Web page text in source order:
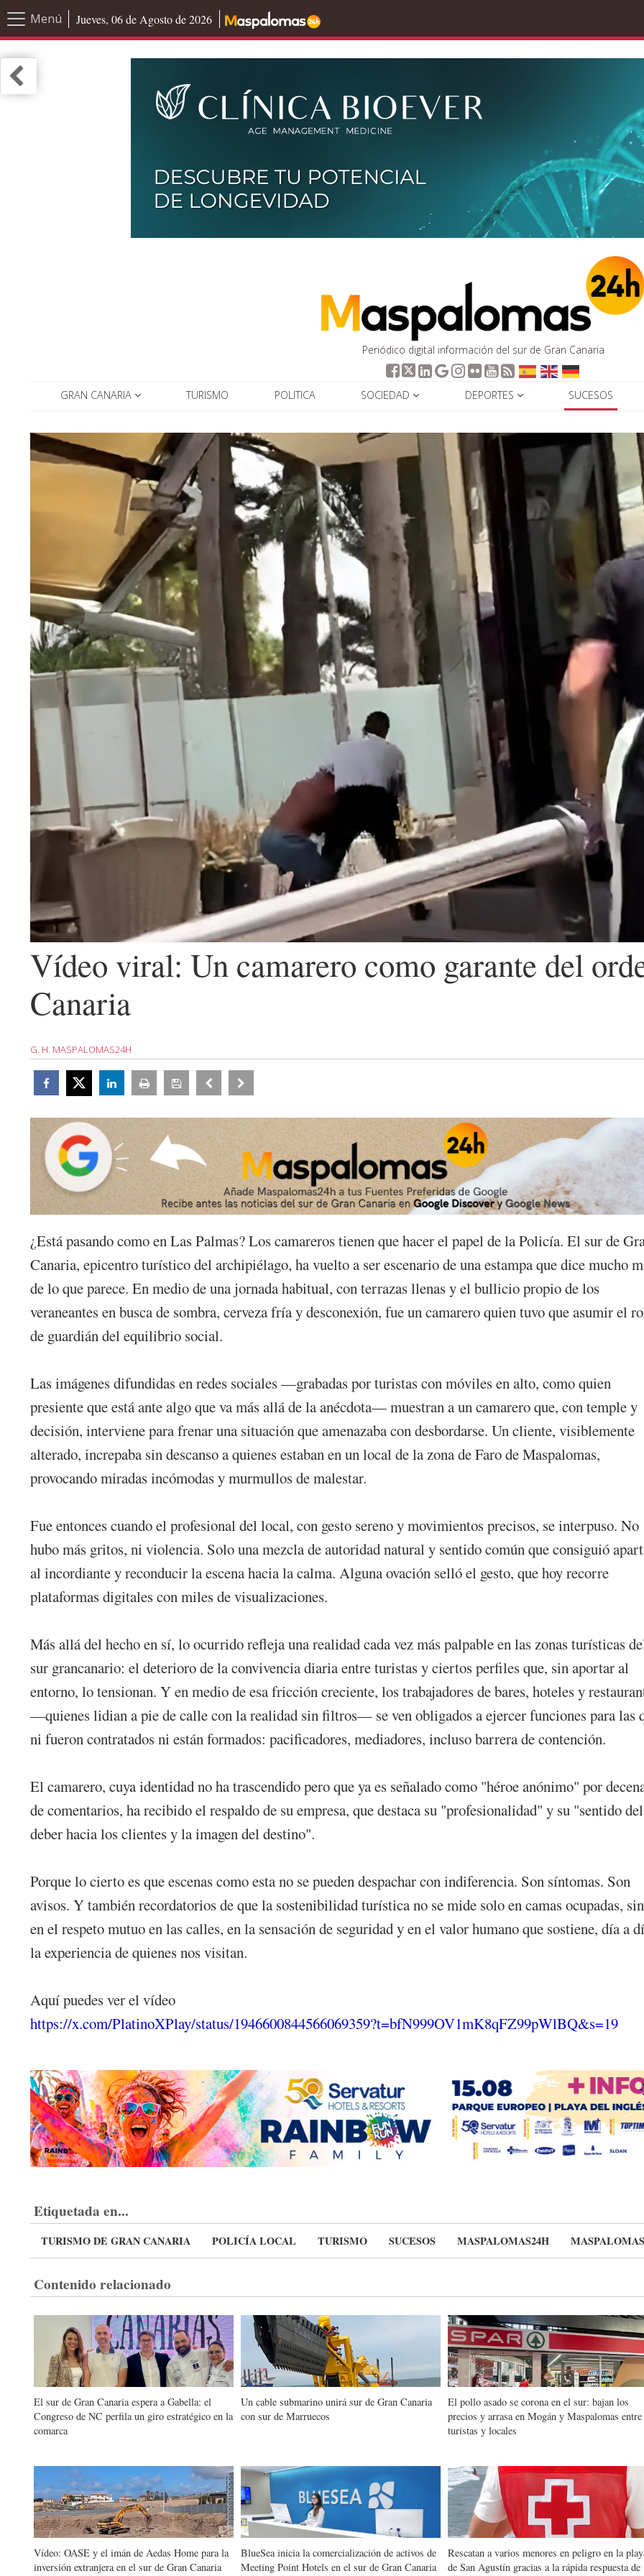
Menú Jueves, 06 de Agosto de 2026
Periódico digital información del sur de Gran Canaria
GRAN CANARIA TURISMO POLITICA SOCIEDAD DEPORTES SUCESOS
Vídeo viral: Un camarero como garante del
Canaria
G. H. MASPALOMAS24H
¿Está pasando como en Las Palmas? Los camareros tienen que hacer el papel de la Policía. El sur de
Canaria, epicentro turístico del archipiélago, ha vuelto a ser escenario de una estampa que dice mucho
de lo que parece. En medio de una jornada habitual, con terrazas llenas y el bullicio propio de los
veraneantes en busca de sombra, cerveza fría y desconexión, fue un camarero quien tuvo que asumir el
de guardián del equilibrio social.
Las imágenes difundidas en redes sociales —grabadas por turistas con móviles en alto, como quien
presiente que está ante algo que va más allá de la anécdota— muestran a un camarero que, con temple y
decisión, interviene para frenar una situación que amenazaba con desbordarse. Un cliente, visiblemente
alterado, increpaba sin descanso a quienes estaban en un local de la zona de Faro de Maspalomas,
provocando miradas incómodas y murmullos de malestar.
Fue entonces cuando el profesional del local, con gesto sereno y movimientos precisos, se interpuso. No
hubo más gritos, ni violencia. Solo una mezcla de autoridad natural y sentido común que consiguió
al incordiante y reconducir la escena hacia la calma. Alguna ovación selló el gesto, que hoy recorre
plataformas digitales con miles de visualizaciones.
Más allá del hecho en sí, lo ocurrido refleja una realidad cada vez más palpable en las zonas turísticas
sur grancanario: el deterioro de la convivencia diaria entre turistas y ciertos perfiles que, sin aportar al
entorno, lo tensionan. Y en medio de esa fricción creciente, los trabajadores de bares, hoteles y
—quienes lidian a pie de calle con la realidad sin filtros— se ven obligados a ejercer funciones para las
ni fueron contratados ni están formados: pacificadores, mediadores, incluso barrera de contención.
El camarero, cuya identidad no ha trascendido pero que ya es señalado como "héroe anónimo" por
de comentarios, ha recibido el respaldo de su empresa, que destaca su "profesionalidad" y su "sentido del
deber hacia los clientes y la imagen del destino".
Porque lo cierto es que escenas como esta no se pueden despachar con indiferencia. Son síntomas. Son
avisos. Y también recordatorios de que la sostenibilidad turística no se mide solo en camas ocupadas,
en el respeto mutuo en las calles, en la sensación de seguridad y en el valor humano que sostiene, día a
la experiencia de quienes nos visitan.
Aquí puedes ver el vídeo
https://x.com/PlatinoXPlay/status/1946600844566069359?t=bfN999OV1mK8qFZ99pWlBQ&s=19
Etiquetada en...
TURISMO DE GRAN CANARIA POLICÍA LOCAL TURISMO SUCESOS MASPALOMAS24H MASPALOMAS
Contenido relacionado
El sur de Gran Canaria espera a Gabella: el
Congreso de NC perfila un giro estratégico en la
comarca
Un cable submarino unirá sur de Gran Canaria
con sur de Marruecos
El pollo asado se corona en el sur: bajan los
precios y arrasa en Mogán y Maspalomas entre
turistas y locales
Vídeo: OASE y el imán de Aedas Home para la
inversión extranjera en el sur de Gran Canaria
BlueSea inicia la comercialización de activos de
Meeting Point Hotels en el sur de Gran Canaria
Rescatan a varios menores en peligro en la
de San Agustín gracias a la rápida respuesta de